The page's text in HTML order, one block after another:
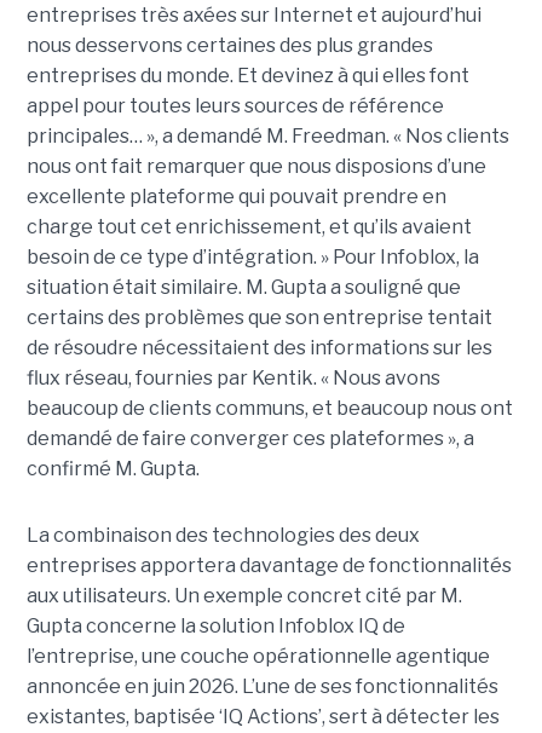
entreprises très axées sur Internet et aujourd’hui
nous desservons certaines des plus grandes
entreprises du monde. Et devinez à qui elles font
appel pour toutes leurs sources de référence
principales… », a demandé M. Freedman. « Nos clients
nous ont fait remarquer que nous disposions d’une
excellente plateforme qui pouvait prendre en
charge tout cet enrichissement, et qu’ils avaient
besoin de ce type d’intégration. » Pour Infoblox, la
situation était similaire. M. Gupta a souligné que
certains des problèmes que son entreprise tentait
de résoudre nécessitaient des informations sur les
flux réseau, fournies par Kentik. « Nous avons
beaucoup de clients communs, et beaucoup nous ont
demandé de faire converger ces plateformes », a
confirmé M. Gupta.
La combinaison des technologies des deux
entreprises apportera davantage de fonctionnalités
aux utilisateurs. Un exemple concret cité par M.
Gupta concerne la solution Infoblox IQ de
l’entreprise, une couche opérationnelle agentique
annoncée en juin 2026. L’une de ses fonctionnalités
existantes, baptisée ‘IQ Actions’, sert à détecter les